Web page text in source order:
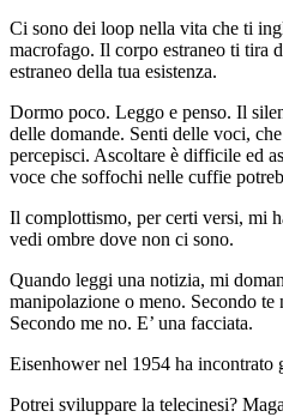
Ci sono dei loop nella vita che ti
macrofago. Il corpo estraneo ti tira
estraneo della tua esistenza.
Dormo poco. Leggo e penso. Il
delle domande. Senti delle voci,
percepisci. Ascoltare è difficile ed
voce che soffochi nelle cuffie
Il complottismo, per certi versi, mi
vedi ombre dove non ci sono.
Quando leggi una notizia, mi
manipolazione o meno. Secondo te
Secondo me no. E’ una facciata.
Eisenhower nel 1954 ha incontrato
Potrei sviluppare la telecinesi?